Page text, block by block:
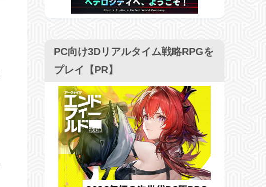
PC向け3Dリアルタイム戦略RPGを
プレイ【PR】